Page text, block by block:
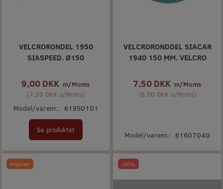
VELCRORONDEL 1950
SIASPEED. Ø150
9,00 DKK m/Moms
(7,20 DKK u/Moms)
Model/varenr.: 61950101
Se produktet
VELCRORONDDEL SIACAR
1940 150 MM. VELCRO
7,50 DKK m/Moms
(6,00 DKK u/Moms)
Model/varenr.: 61607040
Populær -20%